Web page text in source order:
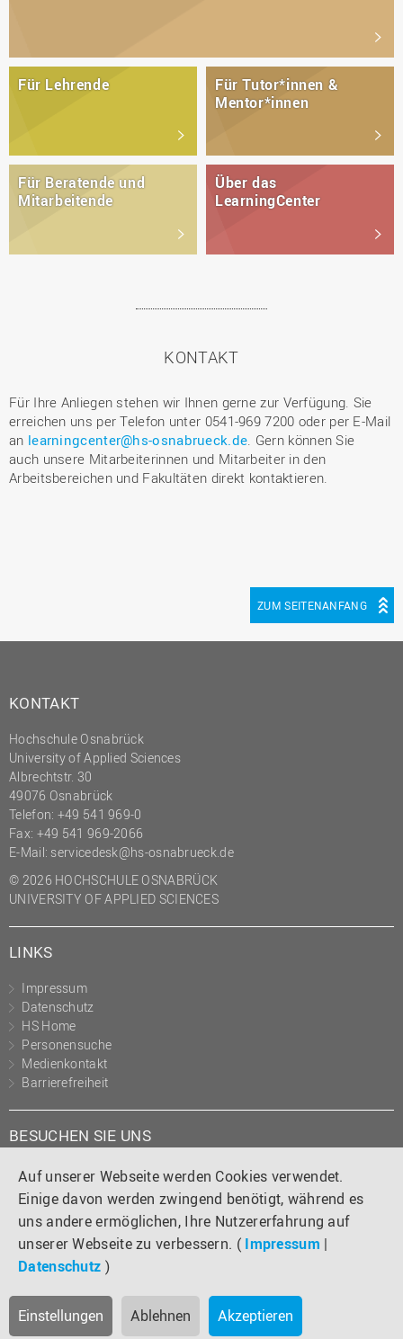
Auf unserer Webseite werden Cookies verwendet.
Einige davon werden zwingend benötigt, während es
uns andere ermöglichen, Ihre Nutzererfahrung auf
unserer Webseite zu verbessern. ( Impressum |
Datenschutz )
Einstellungen Ablehnen Akzeptieren
Für Lehrende
Für Tutor*innen &
Mentor*innen
Für Beratende und
Mitarbeitende
Über das
LearningCenter
KONTAKT
Für Ihre Anliegen stehen wir Ihnen gerne zur Verfügung. Sie
erreichen uns per Telefon unter 0541-969 7200 oder per E-Mail
an learningcenter@hs-osnabrueck.de . Gern können Sie
auch unsere Mitarbeiterinnen und Mitarbeiter in den
Arbeitsbereichen und Fakultäten direkt kontaktieren.
ZUM SEITENANFANG
KONTAKT
Hochschule Osnabrück
University of Applied Sciences
Albrechtstr. 30
49076 Osnabrück
Telefon: +49 541 969-0
Fax: +49 541 969-2066
E-Mail: servicedesk@hs-osnabrueck.de
© 2026 HOCHSCHULE OSNABRÜCK
UNIVERSITY OF APPLIED SCIENCES
LINKS
Impressum
Datenschutz
HS Home
Personensuche
Medienkontakt
Barrierefreiheit
BESUCHEN SIE UNS
Instagram
TiktokLinkedIn
YouTube
Facebook